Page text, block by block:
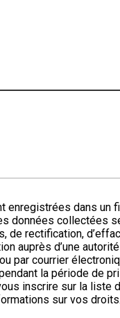
dans un
données collectées
de rectification,
auprès d’une
par courrier
la période de
inscrire sur la liste
sur vos droits.